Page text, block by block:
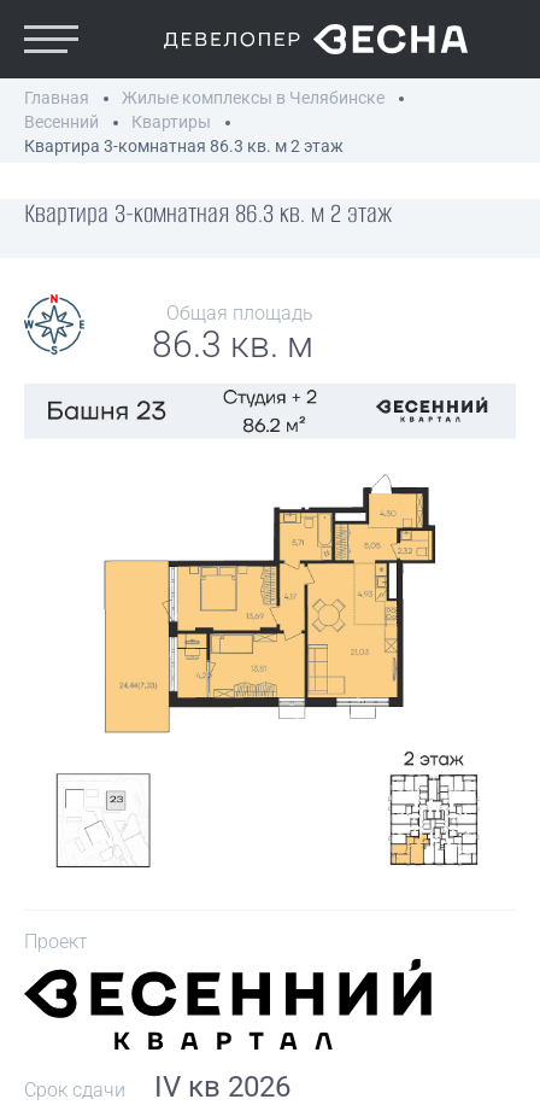
Главная
Жилые комплексы в Челябинске
Весенний
Квартиры
Квартира 3-комнатная 86.3 кв. м 2 этаж
Квартира 3-комнатная 86.3 кв. м 2 этаж
Общая площадь
86.3 кв. м
Проект
Срок сдачи IV кв 2026